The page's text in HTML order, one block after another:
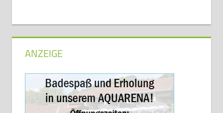
ANZEIGE